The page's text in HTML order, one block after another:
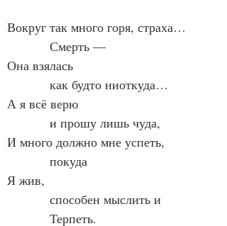
Вокруг так много горя, страха…
            Смерть —
Она взялась
            как будто ниоткуда…
А я всё верю
            и прошу лишь чуда,
И много должно мне успеть,
            покуда
Я жив,
            способен мыслить и
            Терпеть.